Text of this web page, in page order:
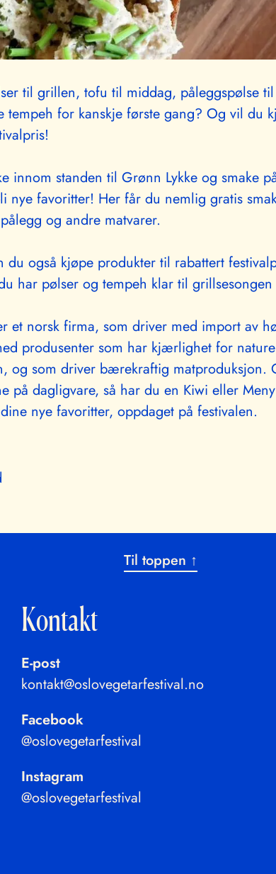
til grillen, tofu til middag, påleggspølse
tempeh for kanskje første gang? Og vil du
innom standen til Grønn Lykke og smake
nye favoritter! Her får du nemlig gratis
og andre matvarer.
du også kjøpe produkter til rabattert
har pølser og tempeh klar til grillsesongen
et norsk firma, som driver med import av
produsenter som har kjærlighet for
og som driver bærekraftig matproduksjon.
på dagligvare, så har du en Kiwi eller
nye favoritter, oppdaget på festivalen.
Til toppen ↑
Kontakt
E-post
kontakt@oslovegetarfestival.no
Facebook
@oslovegetarfestival
Instagram
@oslovegetarfestival